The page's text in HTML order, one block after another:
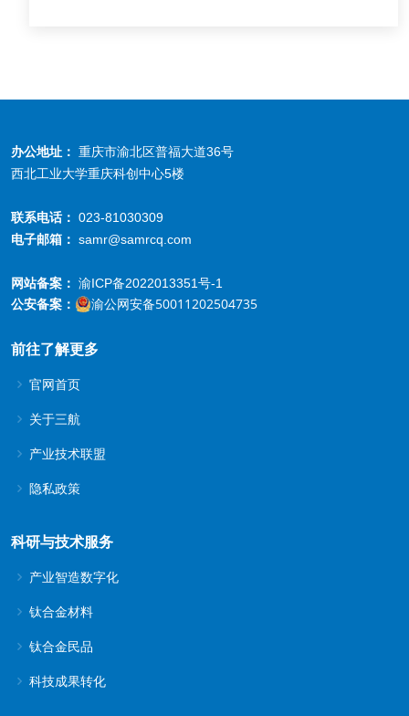
办公地址： 重庆市渝北区普福大道36号
西北工业大学重庆科创中心5楼
联系电话： 023-81030309
电子邮箱： samr@samrcq.com
网站备案： 渝ICP备2022013351号-1
公安备案： 渝公网安备50011202504735
前往了解更多
官网首页
关于三航
产业技术联盟
隐私政策
科研与技术服务
产业智造数字化
钛合金材料
钛合金民品
科技成果转化